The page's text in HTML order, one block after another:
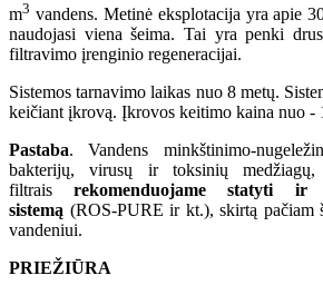
m3 vandens. Metinė eksplotacija yra apie
naudojasi viena šeima. Tai yra penki
filtravimo įrenginio regeneracijai.
Sistemos tarnavimo laikas nuo 8 metų.
keičiant įkrovą. Įkrovos keitimo kaina nuo -
Pastaba. Vandens minkštinimo-
bakterijų, virusų ir toksinių
filtrais rekomenduojame statyti ir
sistemą (ROS-PURE ir kt.), skirtą pačiam
vandeniui.
PRIEŽIŪRA